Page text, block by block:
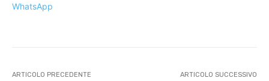
WhatsApp
ARTICOLO PRECEDENTE ARTICOLO SUCCESSIVO